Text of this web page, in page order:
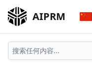
AIPRM